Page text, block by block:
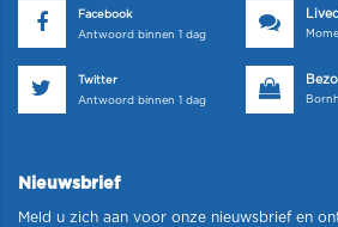
Facebook
Antwoord binnen 1 dag
Twitter
Antwoord binnen 1 dag
Nieuwsbrief
Meld u zich aan voor onze nieuwsbrief en